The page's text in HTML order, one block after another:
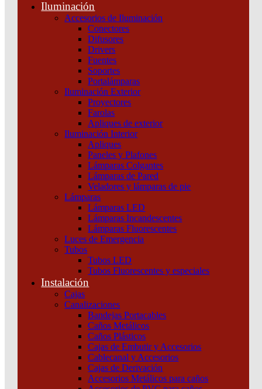
Iluminación
Accesorios de Iluminación
Conectores
Difusores
Drivers
Fuentes
Soportes
Portalámparas
Iluminación Exterior
Proyectores
Farolas
Apliques de exterior
Iluminación Interior
Apliques
Paneles y Plafones
Lámparas Colgantes
Lámparas de Pared
Veladores y lámparas de pie
Lámparas
Lámparas LED
Lámparas Incandescentes
Lámparas Fluorescentes
Luces de Emergencia
Tubos
Tubos LED
Tubos Fluorescentes y especiales
Instalación
Cajas
Canalizaciones
Bandejas Portacables
Caños Metálicos
Caños Plásticos
Cajas de Embutir y Accesorios
Cablecanal y Accesorios
Cajas de Derivación
Accesorios Metálicos para caños
Productos relacionados